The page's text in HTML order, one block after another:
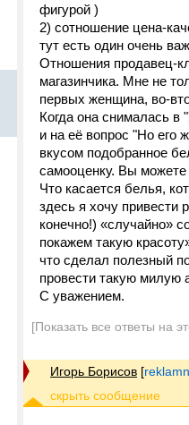
фигурой )
2) сотношение цена-
тут есть один очень
Отношения продавец-
магазинчика. Мне не
первых женщина, во-
Когда она снималась в
и на её вопрос "Но его
вкусом подобранное
самооценку. Вы можете
Что касается белья,
здесь я хочу привести
конечно!) «случайно»
покажем такую
что сделал полезный
провести такую милую
С уважением.
[Показать все ответы на
Игорь Борисов [